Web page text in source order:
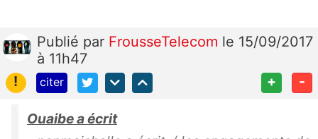
Publié par FrousseTelecom le 15/09/2017
à 11h47
!
citer + -
Ouaibe a écrit